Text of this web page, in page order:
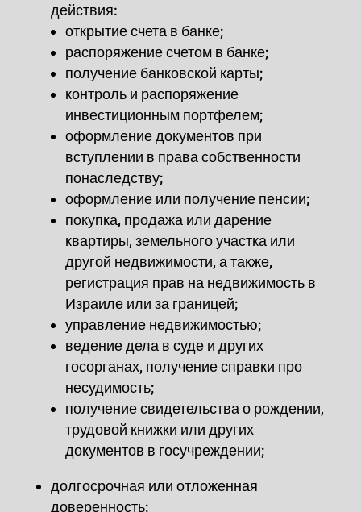
действия:
открытие счета в банке;
распоряжение счетом в банке;
получение банковской карты;
контроль и распоряжение
инвестиционным портфелем;
оформление документов при
вступлении в правасобственности
понаследству;
оформление или получение пенсии;
покупка, продажа или дарение
квартиры, земельного участка или
другой недвижимости, а также,
регистрация прав на недвижимость в
Израиле или за границей;
управление недвижимостью;
ведение дела в суде и других
госорганах, получение справки про
несудимость;
получение свидетельства о рождении,
трудовой книжки или других
документов в госучреждении;
долгосрочная или отложенная
доверенность;